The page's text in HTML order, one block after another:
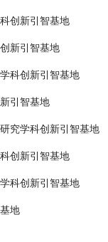
创新引智基地
新引智基地
科创新引智基地
引智基地
究学科创新引智基地
创新引智基地
科创新引智基地
地